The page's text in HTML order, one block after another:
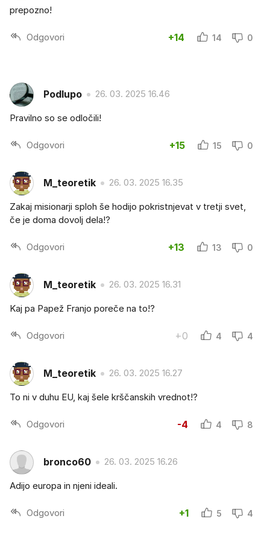
prepozno!
Odgovori +14 14 0
Podlupo 26. 03. 2025 16.46
Pravilno so se odločili!
Odgovori +15 15 0
M_teoretik 26. 03. 2025 16.35
Zakaj misionarji sploh še hodijo pokristnjevat v tretji svet,
če je doma dovolj dela!?
Odgovori +13 13 0
M_teoretik 26. 03. 2025 16.31
Kaj pa Papež Franjo poreče na to!?
Odgovori +0 4 4
M_teoretik 26. 03. 2025 16.27
To ni v duhu EU, kaj šele krščanskih vrednot!?
Odgovori -4 4 8
bronco60 26. 03. 2025 16.26
Adijo europa in njeni ideali.
Odgovori +1 5 4